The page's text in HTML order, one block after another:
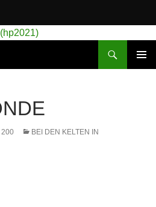
200
BEI DEN KELTEN IN